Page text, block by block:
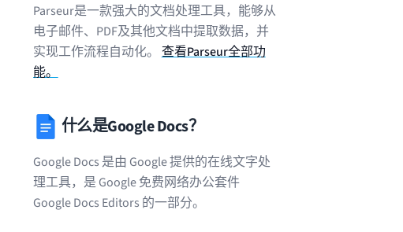
Parseur是一款强大的文档处理工具，能够从
电子邮件、PDF及其他文档中提取数据，并
实现工作流程自动化。 查看Parseur全部功
能。
什么是Google Docs？
Google Docs 是由 Google 提供的在线文字处
理工具，是 Google 免费网络办公套件
Google Docs Editors 的一部分。